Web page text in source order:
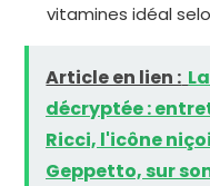
vitamines idéal
Article en lien :
décryptée :
Ricci, l'icône
Geppetto, sur